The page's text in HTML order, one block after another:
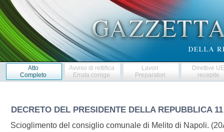
Atto
Completo
Avviso di rettifica
Errata corrige
Lavori
Preparatori
Direttive
recepite
DECRETO DEL PRESIDENTE DELLA REPUBBLICA
Scioglimento del consiglio comunale di Melito di Napoli.